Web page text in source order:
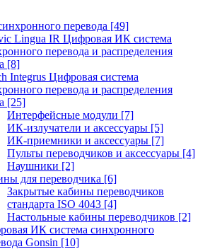
перевода [49]
Lingua IR Цифровая ИК система
перевода и распределения
[8]
Integrus Цифровая система
перевода и распределения
[25]
Интерфейсные модули [7]
ИК-излучатели и аксессуары [5]
ИК-приемники и аксессуары [7]
Пульты переводчиков и аксессуары [4]
Наушники [2]
для переводчика [6]
Закрытые кабины переводчиков
стандарта ISO 4043 [4]
Настольные кабины переводчиков [2]
ИК система синхронного
Gonsin [10]